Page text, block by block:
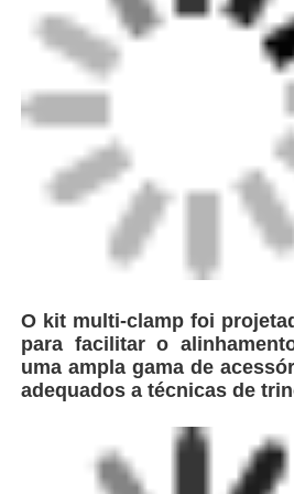
Quem Somos
Fábrica
Controle de Qualidade
Fale Conosco
Pedir um orçamento
Máquina de soldar de canos
O kit multi-clamp foi
para facilitar o
uma ampla gama de
adequados a técnicas de